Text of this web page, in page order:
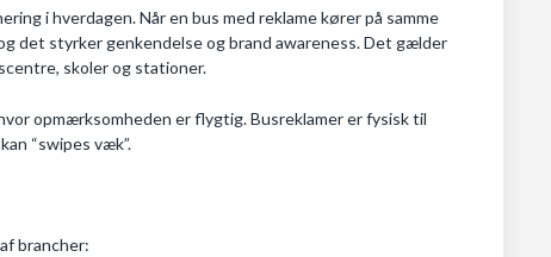
i hverdagen. Når en bus med reklame kører på samme
det styrker genkendelse og brand awareness. Det gælder
skoler og stationer.
opmærksomheden er flygtig. Busreklamer er fysisk til
“swipes væk”.
brancher: